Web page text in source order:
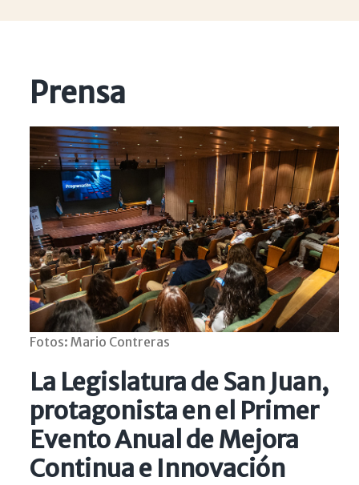
Prensa
Fotos: Mario Contreras
La Legislatura de San Juan,
protagonista en el Primer
Evento Anual de Mejora
Continua e Innovación